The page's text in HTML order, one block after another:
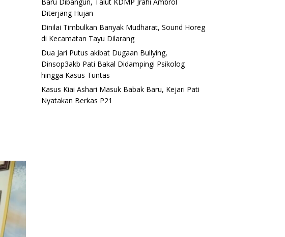
Diterjang Hujan
Dinilai Timbulkan Banyak Mudharat, Sound Horeg
di Kecamatan Tayu Dilarang
Dua Jari Putus akibat Dugaan Bullying,
Dinsop3akb Pati Bakal Didampingi Psikolog
hingga Kasus Tuntas
Kasus Kiai Ashari Masuk Babak Baru, Kejari Pati
Nyatakan Berkas P21